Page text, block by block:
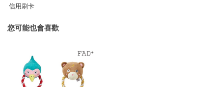
信用刷卡
您可能也會喜歡